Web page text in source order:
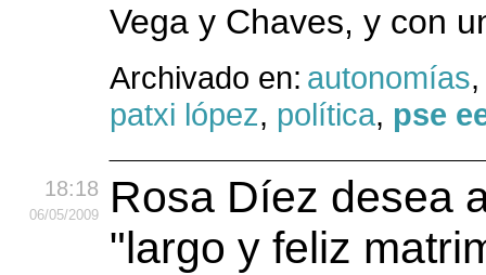
Vega y Chaves, y con
Archivado en: autonomías
patxi lópez, política, pse
18:18
06/05/2009
Rosa Díez desea
"largo y feliz